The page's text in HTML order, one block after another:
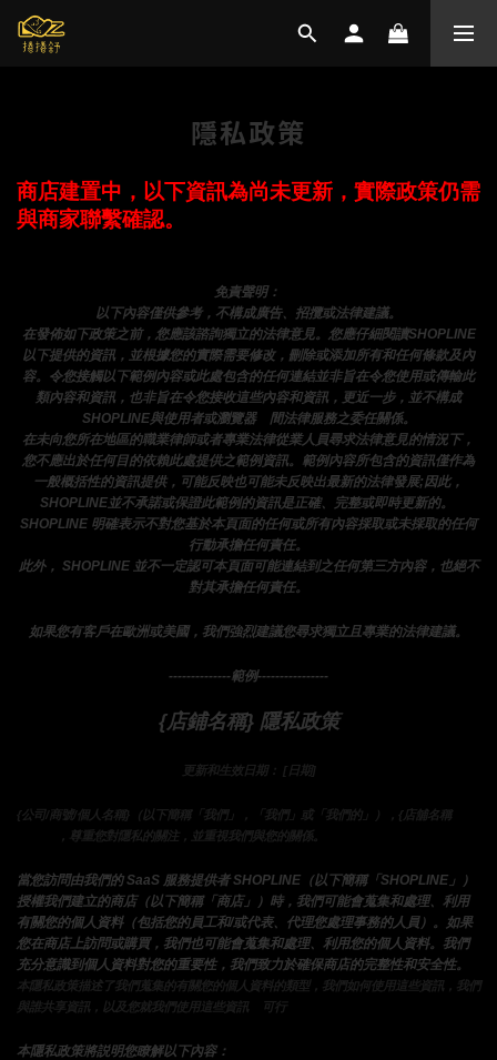
隱私政策
商店建置中，以下資訊為尚未更新，實際政策仍需
與商家聯繫確認。
免責聲明：
以下內容僅供參考，不構成廣告、招攬或法律建議。
在發佈如下政策之前，您應該諮詢獨立的法律意見。您應仔細閱讀SHOPLINE
以下提供的資訊，並根據您的實際需要修改，刪除或添加所有和任何條款及內
容。令您接觸以下範例內容或此處包含的任何連結並非旨在令您使用或傳輸此
類內容和資訊，也非旨在令您接收這些內容和資訊，更近一步，並不構成
SHOPLINE與使用者或瀏覽器之
間法律服務之委任關係。
在未向您所在地區的職業律師或者專業法律從業人員尋求法律意見的情況下，
您不應出於任何目的依賴此處提供之範例資訊。範例內容所包含的資訊僅作為
一般概括性的資訊提供，可能反映也可能未反映出最新的法律發展;因此，
SHOPLINE並不承諾或保證此範例的資訊是正確、完整或即時更新的。
SHOPLINE 明確表示不對您基於本頁面的任何或所有內容採取或未採取的任何
行動承擔任何責任。
此外， SHOPLINE 並不一定認可本頁面可能連結到之任何第三方內容，也絕不
對其承擔任何責任。
如果您有客戶在歐洲或美國，我們強烈建議您尋求獨立且專業的法律建議。
--------------範例----------------
{店鋪名稱} 隱私政策
更新和生效日期： [日期]
{公司/商號/個人名稱}（以下簡稱「我們」，「我們」或「我們的」），{店舖名稱 }的
，尊重您對隱私的關注，並重視我們與您的關係。
當您訪問由我們的 SaaS 服務提供者 SHOPLINE（以下簡稱「SHOPLINE」）
授權我們建立的商店（以下簡稱「商店」）時，我們可能會蒐集和處理、利用
有關您的個人資料（包括您的員工和/或代表、代理您處理事務的人員）。如果
您在商店上訪問或購買，我們也可能會蒐集和處理、利用您的個人資料。我們
充分意識到個人資料對您的重要性，我們致力於確保商店的完整性和安全性。
本隱私政策描述了我們蒐集的有關您的個人資料的類型，我們如何使用這些資訊，我們
與誰共享資訊，以及您就我們使用這些資訊
可行
本隱私政策將説明您瞭解以下內容：